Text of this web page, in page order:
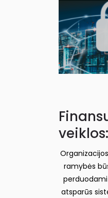
veiklos:
ramybės
atsparūs